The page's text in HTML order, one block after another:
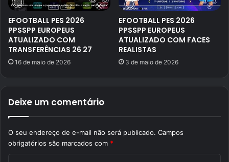
EFOOTBALL PES 2026
PPSSPP EUROPEUS
ATUALIZADO COM
TRANSFERÊNCIAS 26 27
16 de maio de 2026
EFOOTBALL PES 2026
PPSSPP EUROPEUS
ATUALIZADO COM FACES
REALISTAS
3 de maio de 2026
Deixe um comentário
O seu endereço de e-mail não será publicado. Campos
obrigatórios são marcados com *